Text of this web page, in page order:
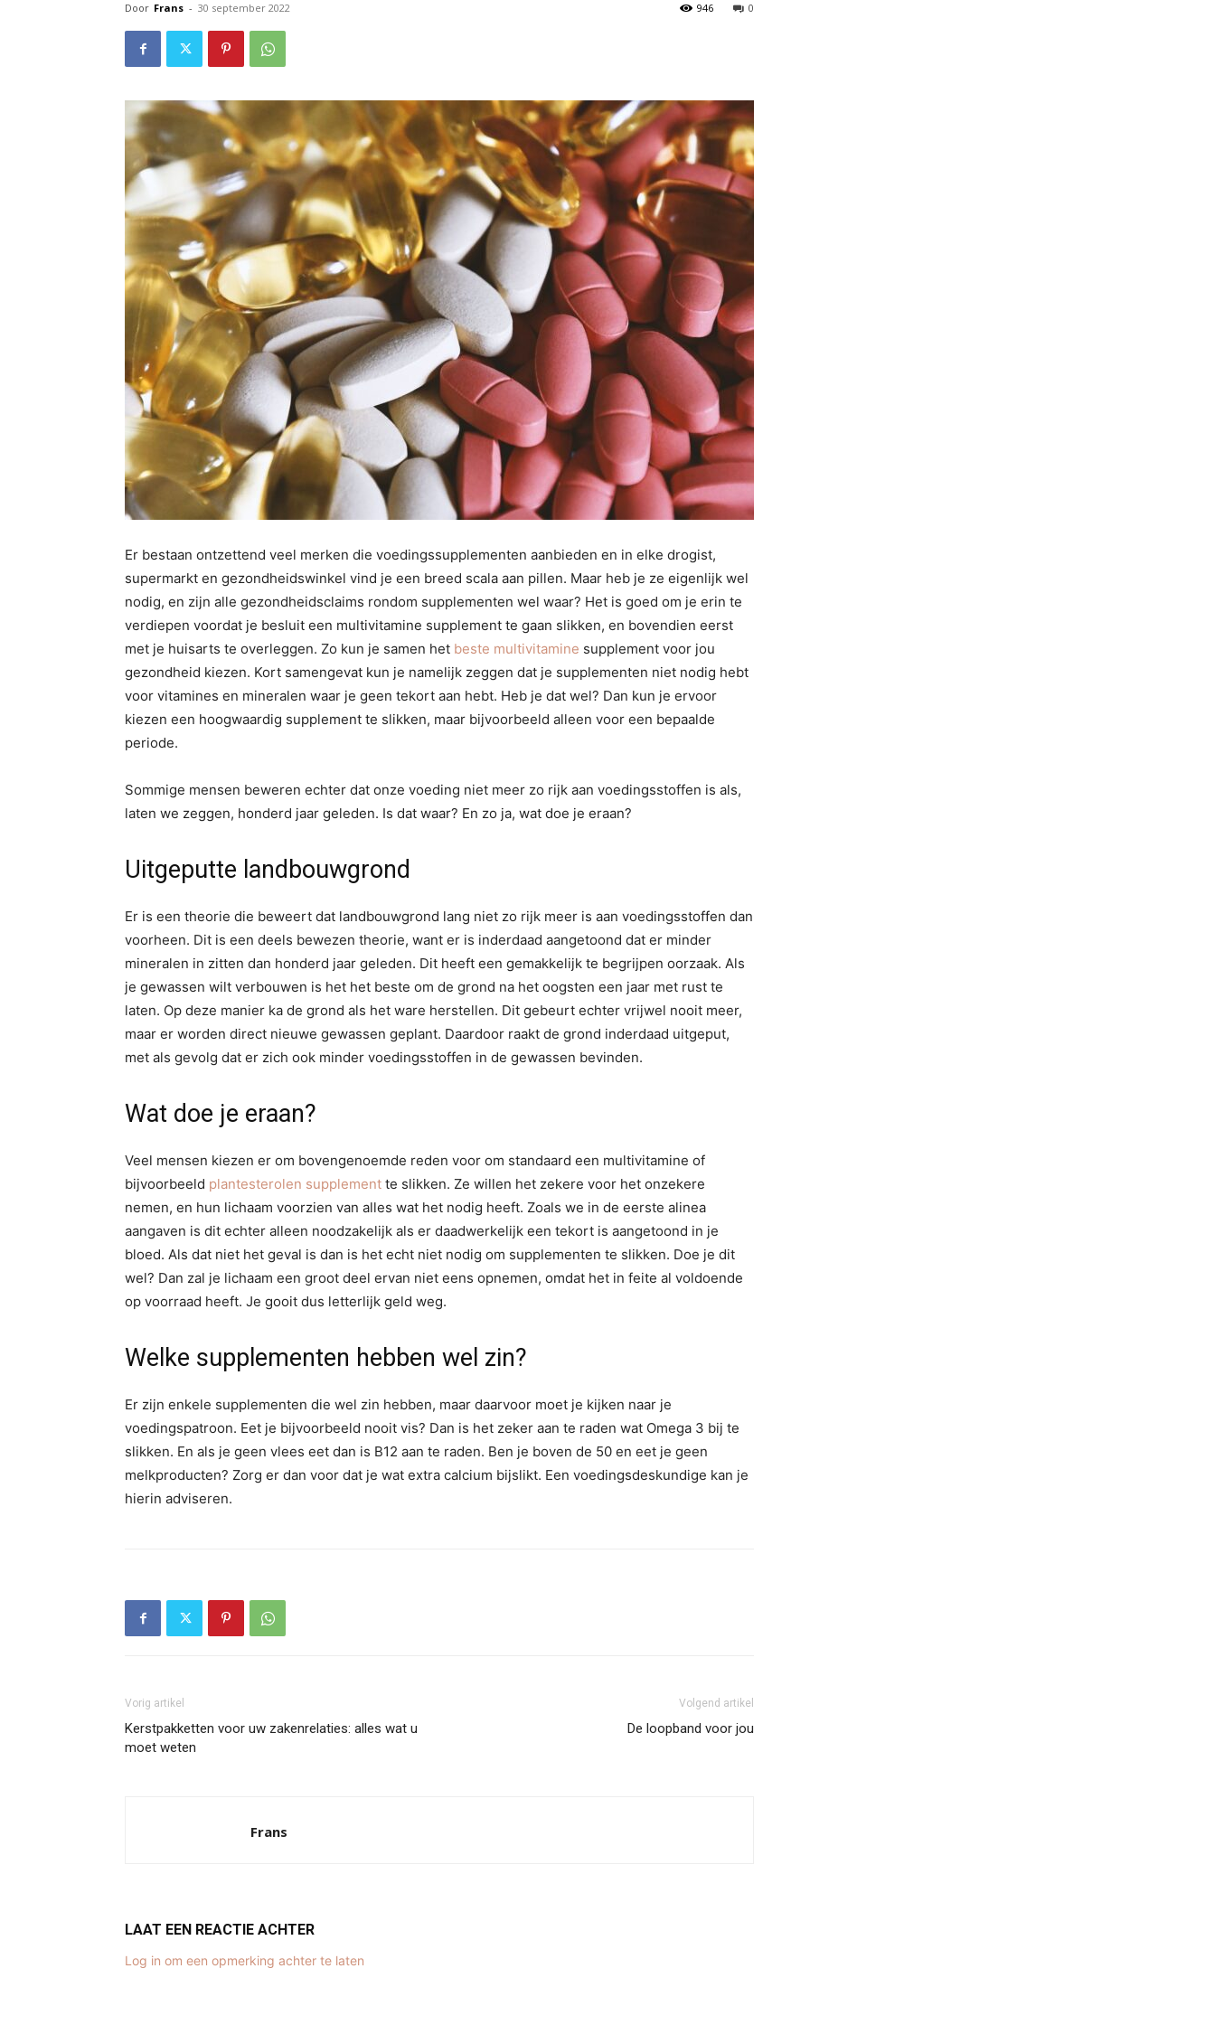
Door Frans - 30 september 2022 0
946
Er bestaan ontzettend veel merken die voedingssupplementen aanbieden en in elke drogist,
supermarkt en gezondheidswinkel vind je een breed scala aan pillen. Maar heb je ze eigenlijk wel
nodig, en zijn alle gezondheidsclaims rondom supplementen wel waar? Het is goed om je erin te
verdiepen voordat je besluit een multivitamine supplement te gaan slikken, en bovendien eerst
met je huisarts te overleggen. Zo kun je samen het beste multivitamine supplement voor jou
gezondheid kiezen. Kort samengevat kun je namelijk zeggen dat je supplementen niet nodig hebt
voor vitamines en mineralen waar je geen tekort aan hebt. Heb je dat wel? Dan kun je ervoor
kiezen een hoogwaardig supplement te slikken, maar bijvoorbeeld alleen voor een bepaalde
periode.
Sommige mensen beweren echter dat onze voeding niet meer zo rijk aan voedingsstoffen is als,
laten we zeggen, honderd jaar geleden. Is dat waar? En zo ja, wat doe je eraan?
Uitgeputte landbouwgrond
Er is een theorie die beweert dat landbouwgrond lang niet zo rijk meer is aan voedingsstoffen dan
voorheen. Dit is een deels bewezen theorie, want er is inderdaad aangetoond dat er minder
mineralen in zitten dan honderd jaar geleden. Dit heeft een gemakkelijk te begrijpen oorzaak. Als
je gewassen wilt verbouwen is het het beste om de grond na het oogsten een jaar met rust te
laten. Op deze manier ka de grond als het ware herstellen. Dit gebeurt echter vrijwel nooit meer,
maar er worden direct nieuwe gewassen geplant. Daardoor raakt de grond inderdaad uitgeput,
met als gevolg dat er zich ook minder voedingsstoffen in de gewassen bevinden.
Wat doe je eraan?
Veel mensen kiezen er om bovengenoemde reden voor om standaard een multivitamine of
bijvoorbeeld plantesterolen supplement te slikken. Ze willen het zekere voor het onzekere
nemen, en hun lichaam voorzien van alles wat het nodig heeft. Zoals we in de eerste alinea
aangaven is dit echter alleen noodzakelijk als er daadwerkelijk een tekort is aangetoond in je
bloed. Als dat niet het geval is dan is het echt niet nodig om supplementen te slikken. Doe je dit
wel? Dan zal je lichaam een groot deel ervan niet eens opnemen, omdat het in feite al voldoende
op voorraad heeft. Je gooit dus letterlijk geld weg.
Welke supplementen hebben wel zin?
Er zijn enkele supplementen die wel zin hebben, maar daarvoor moet je kijken naar je
voedingspatroon. Eet je bijvoorbeeld nooit vis? Dan is het zeker aan te raden wat Omega 3 bij te
slikken. En als je geen vlees eet dan is B12 aan te raden. Ben je boven de 50 en eet je geen
melkproducten? Zorg er dan voor dat je wat extra calcium bijslikt. Een voedingsdeskundige kan je
hierin adviseren.
Vorig artikel
Kerstpakketten voor uw zakenrelaties: alles wat u
moet weten
Volgend artikel
De loopband voor jou
Frans
LAAT EEN REACTIE ACHTER
Log in om een opmerking achter te laten